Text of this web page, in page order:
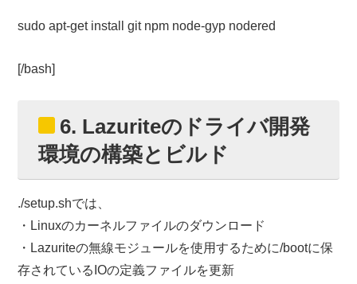
sudo apt-get install git npm node-gyp nodered
[/bash]
6. Lazuriteのドライバ開発
環境の構築とビルド
./setup.shでは、
・Linuxのカーネルファイルのダウンロード
・Lazuriteの無線モジュールを使用するために/bootに保
存されているIOの定義ファイルを更新